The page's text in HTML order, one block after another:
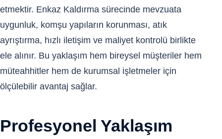
etmektir. Enkaz Kaldırma sürecinde mevzuata
uygunluk, komşu yapıların korunması, atık
ayrıştırma, hızlı iletişim ve maliyet kontrolü birlikte
ele alınır. Bu yaklaşım hem bireysel müşteriler hem
müteahhitler hem de kurumsal işletmeler için
ölçülebilir avantaj sağlar.
Profesyonel Yaklaşım